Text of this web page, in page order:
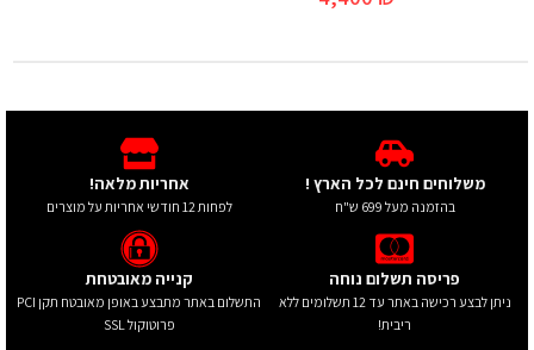
משלוחים חינם לכל הארץ !
בהזמנה מעל 699 ש"ח
אחריות מלאה!
לפחות 12 חודשי אחריות על מוצרים
פריסה תשלום נוחה
ניתן לבצע רכישה באתר עד 12 תשלומים ללא
ריבית!
קנייה מאובטחת
התשלום באתר מתבצע באופן מאובטח תקן PCI
פרוטוקול SSL